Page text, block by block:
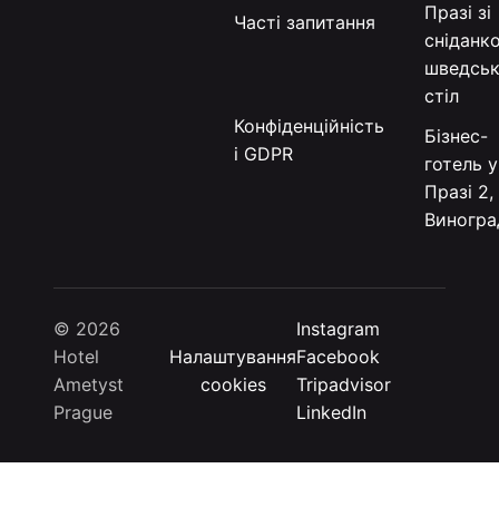
Часті запитання
Конфіденційність
і GDPR
Празі зі
стіл
Бізнес-
готель у
Празі 2,
© 2026
Hotel
Ametyst
Prague
Налаштування
cookies
Instagram
Facebook
Tripadvisor
LinkedIn